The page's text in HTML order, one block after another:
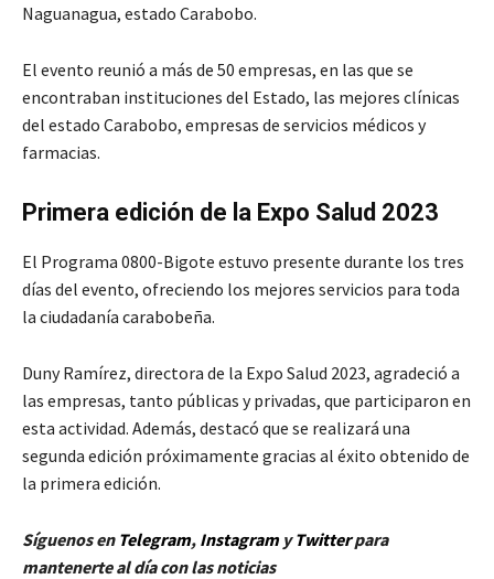
Naguanagua, estado Carabobo.
El evento reunió a más de 50 empresas, en las que se
encontraban instituciones del Estado, las mejores clínicas
del estado Carabobo, empresas de servicios médicos y
farmacias.
Primera edición de la Expo Salud 2023
El Programa 0800-Bigote estuvo presente durante los tres
días del evento, ofreciendo los mejores servicios para toda
la ciudadanía carabobeña.
Duny Ramírez, directora de la Expo Salud 2023, agradeció a
las empresas, tanto públicas y privadas, que participaron en
esta actividad. Además, destacó que se realizará una
segunda edición próximamente gracias al éxito obtenido de
la primera edición.
Síguenos en Telegram, InstagramyTwitterpara
mantenerte al día con las noticias